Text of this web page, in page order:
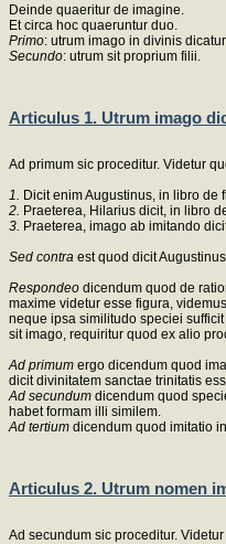
Deinde quaeritur de imagine.
Et circa hoc quaeruntur duo.
Primo: utrum imago in divinis
Secundo: utrum sit proprium filii.
Articulus 1. Utrum imago
Ad primum sic proceditur. Videtur
1.
Dicit enim Augustinus, in libro de
2. Praeterea, Hilarius dicit, in libro
3. Praeterea, imago ab imitando
Sed contra est quod dicit
Respondeo dicendum quod de
maxime videtur esse figura,
neque ipsa similitudo speciei
sit imago, requiritur quod ex alio
Ad primum ergo dicendum quod
dicit divinitatem sanctae trinitatis
Ad secundum dicendum quod
habet formam illi similem.
Ad tertium dicendum quod imitatio
Articulus 2. Utrum nomen
Ad secundum sic proceditur.